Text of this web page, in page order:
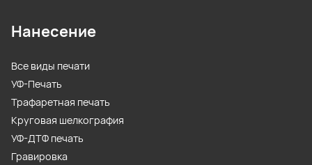
Нанесение
Все виды печати
УФ-Печать
Трафаретная печать
Круговая шелкография
УФ-ДТФ печать
Гравировка